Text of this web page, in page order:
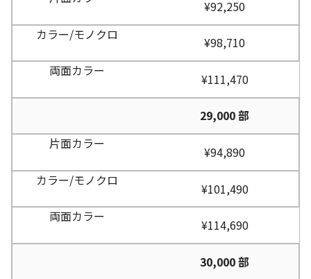
¥92,250
¥98,710
¥111,470
29,000 部
¥94,890
¥101,490
¥114,690
30,000 部